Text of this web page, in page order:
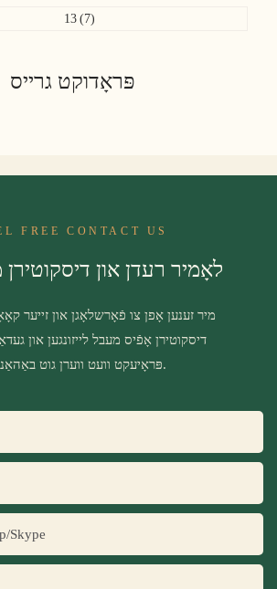
פּראָדוקט גרייס
FREE CONTACT US
לאָמיר רעדן און דיסקוטירן
מיר זענען אָפן צו פֿאָרשלאָגן און זייער
דיסקוטירן אָפֿיס מעבל לייזונגען און
פּראָיעקט וועט ווערן גוט באַהאַנדלט.
Skype